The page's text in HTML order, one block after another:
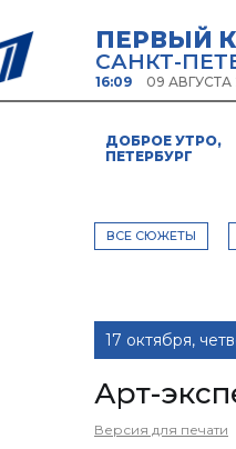
ПЕРВЫЙ
САНКТ-
16:09 09
ДОБРОЕ УТРО,
ПЕТЕРБУРГ
ВСЕ СЮЖЕТЫ
17 октября,
Арт-
Версия для печати